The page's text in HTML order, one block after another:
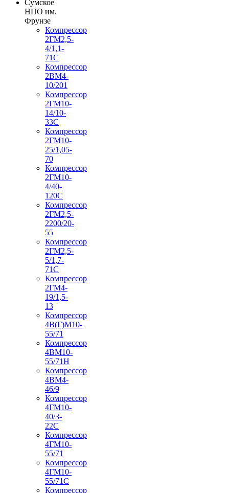
Сумское
НПО им.
Фрунзе
Компрессор
2ГМ2,5-
4/1,1-
71С
Компрессор
2ВМ4-
10/201
Компрессор
2ГМ10-
14/10-
33С
Компрессор
2ГМ10-
25/1,05-
70
Компрессор
2ГМ10-
4/40-
120С
Компрессор
2ГМ2,5-
2200/20-
55
Компрессор
2ГМ2,5-
5/1,7-
71С
Компрессор
2ГМ4-
19/1,5-
13
Компрессор
4В(Г)М10-
55/71
Компрессор
4ВМ10-
55/71Н
Компрессор
4ВМ4-
46/9
Компрессор
4ГМ10-
40/3-
22С
Компрессор
4ГМ10-
55/71
Компрессор
4ГМ10-
55/71С
Компрессор